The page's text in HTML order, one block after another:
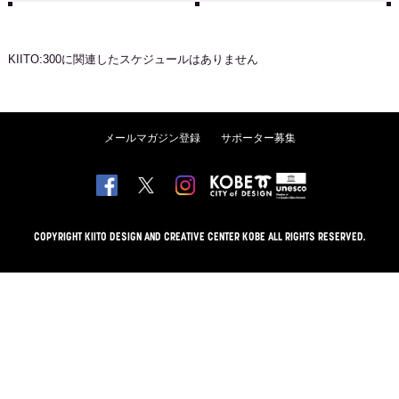
KIITO:300に関連したスケジュールはありません
メールマガジン登録 サポーター募集
COPYRIGHT KIITO DESIGN AND CREATIVE CENTER KOBE ALL RIGHTS RESERVED.